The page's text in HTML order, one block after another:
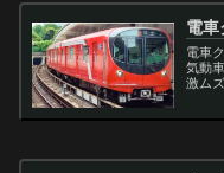
電車
電車
気動
激ム